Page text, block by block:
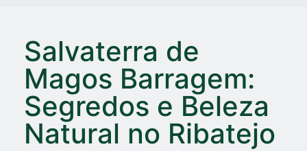
Salvaterra de
Magos Barragem:
Segredos e Beleza
Natural no Ribatejo